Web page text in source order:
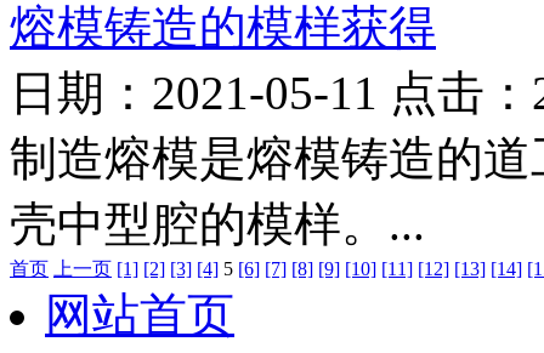
熔模铸造的模样获得
日期：2021-05-11 点击
制造熔模是熔模铸造的
壳中型腔的模样。...
首页 上一页 [1] [2] [3] [4] 5 [6] [7] [8] [9] [10] [11] [12] [13] [14]
网站首页